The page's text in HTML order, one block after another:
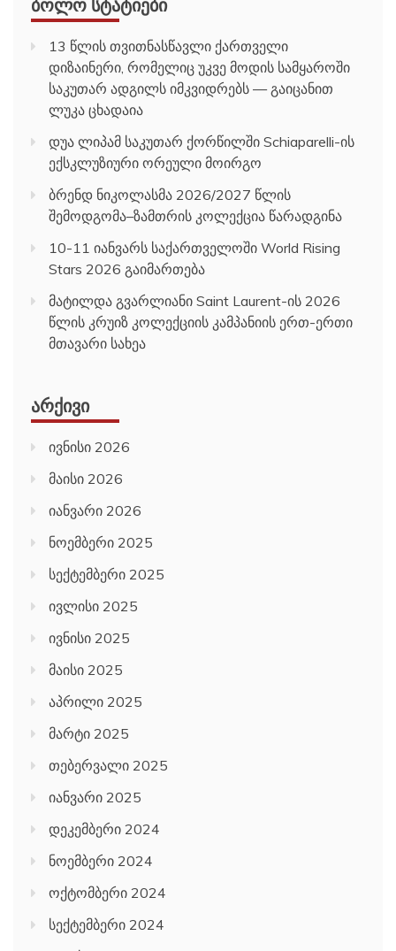
13 წლის თვითნასწავლი ქართველი
დიზაინერი, რომელიც უკვე მოდის სამყაროში
საკუთარ ადგილს იმკვიდრებს — გაიცანით
ლუკა ცხადაია
დუა ლიპამ საკუთარ ქორწილში Schiaparelli-ის
ექსკლუზიური ორეული მოირგო
ბრენდ ნიკოლასმა 2026/2027 წლის
შემოდგომა–ზამთრის კოლექცია წარადგინა
10-11 იანვარს საქართველოში World Rising
Stars 2026 გაიმართება
მატილდა გვარლიანი Saint Laurent-ის 2026
წლის კრუიზ კოლექციის კამპანიის ერთ-ერთი
მთავარი სახეა
ᲐᲠᲥᲘᲕᲘ
ივნისი 2026
მაისი 2026
იანვარი 2026
ნოემბერი 2025
სექტემბერი 2025
ივლისი 2025
ივნისი 2025
მაისი 2025
აპრილი 2025
მარტი 2025
თებერვალი 2025
იანვარი 2025
დეკემბერი 2024
ნოემბერი 2024
ოქტომბერი 2024
სექტემბერი 2024